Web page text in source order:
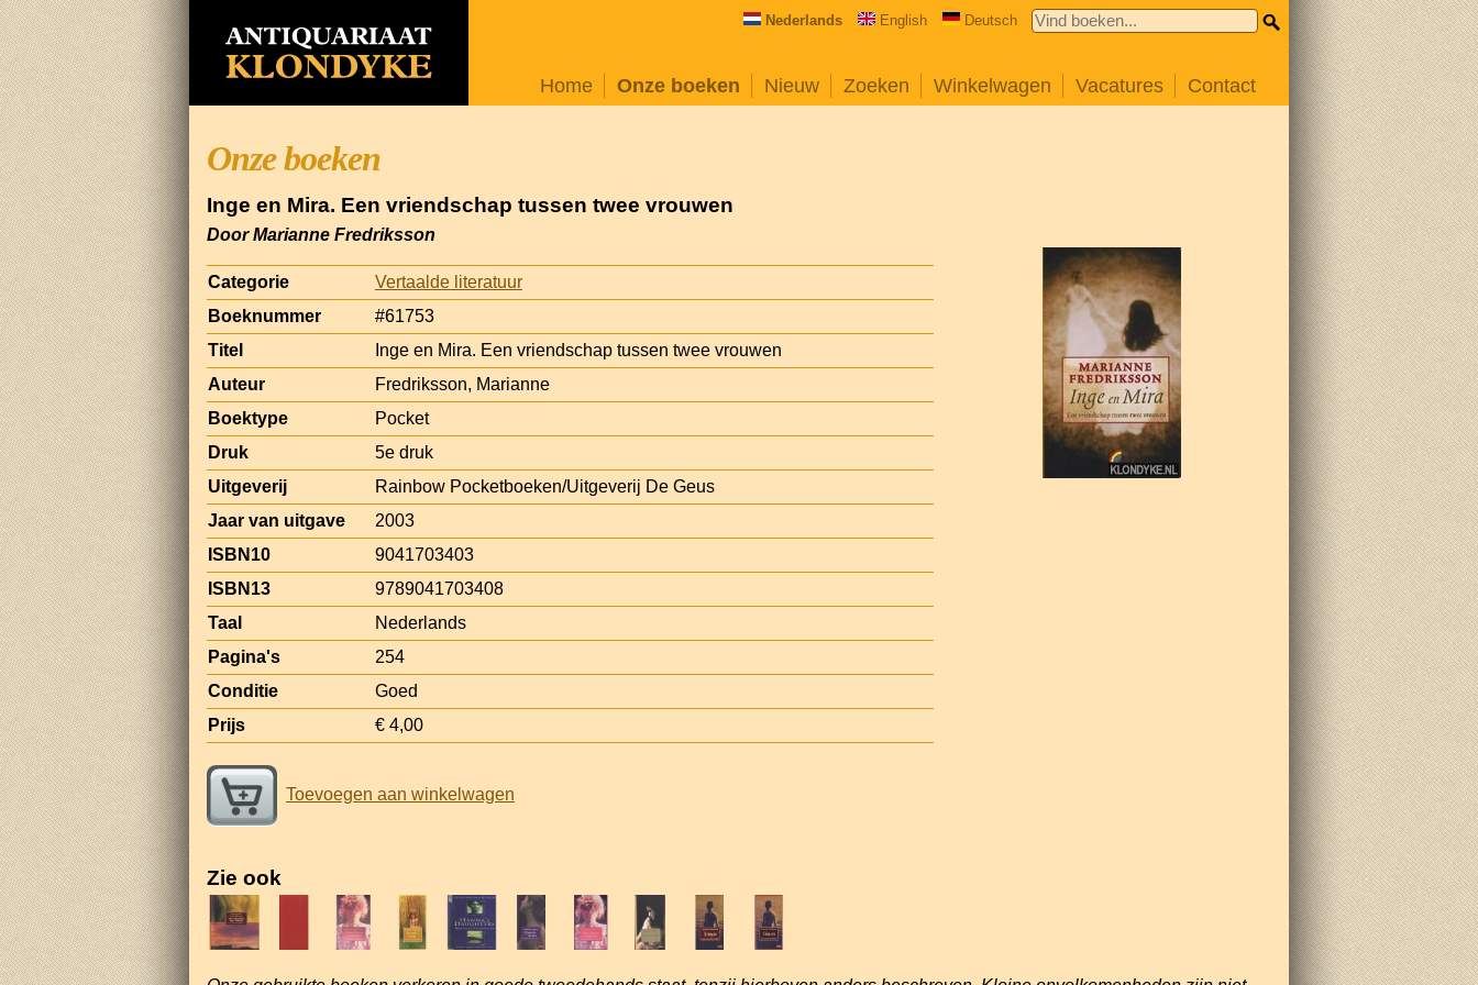
Nederlands English Deutsch
Home Onze boeken Nieuw Zoeken Winkelwagen Vacatures Contact
Onze boeken
Inge en Mira. Een vriendschap tussen twee vrouwen
Door Marianne Fredriksson
Categorie
Vertaalde literatuur
Boeknummer
#61753
Titel
Inge en Mira. Een vriendschap tussen twee vrouwen
Auteur
Fredriksson, Marianne
Boektype
Pocket
Druk
5e druk
Uitgeverij
Rainbow Pocketboeken/Uitgeverij De Geus
Jaar van uitgave
2003
ISBN10
9041703403
ISBN13
9789041703408
Taal
Nederlands
Pagina's
254
Conditie
Goed
Prijs
€ 4,00
Toevoegen aan winkelwagen
Zie ook